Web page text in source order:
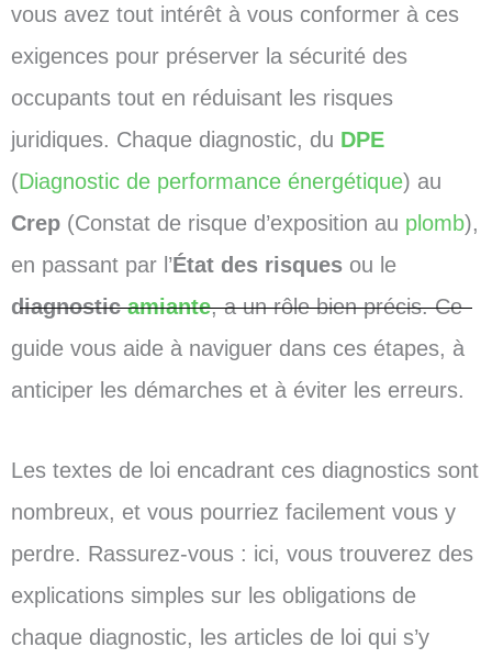
vous avez tout intérêt à vous conformer à ces
exigences pour préserver la sécurité des
occupants tout en réduisant les risques
juridiques. Chaque diagnostic, du DPE
(Diagnostic de performance énergétique) au
Crep (Constat de risque d’exposition au plomb),
en passant par l’État des risques ou le
diagnosticamiante, a un rôle bien précis. Ce
guide vous aide à naviguer dans ces étapes, à
anticiper les démarches et à éviter les erreurs.
Les textes de loi encadrant ces diagnostics sont
nombreux, et vous pourriez facilement vous y
perdre. Rassurez-vous : ici, vous trouverez des
explications simples sur les obligations de
chaque diagnostic, les articles de loi qui s’y